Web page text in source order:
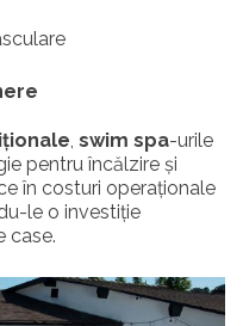
, swim spa-urile
pentru încălzire și
în costuri operaționale
le o investiție
case.